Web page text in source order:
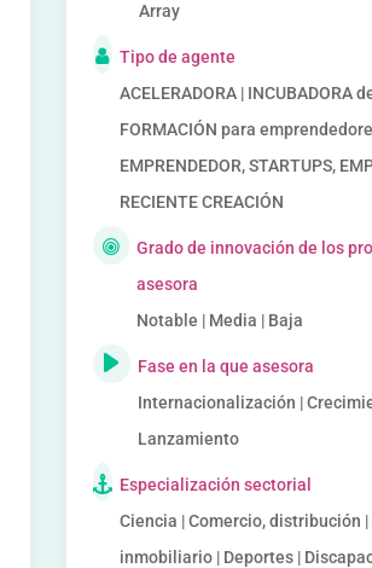
Array
Tipo de agente
ACELERADORA | INCUBADORA
FORMACIÓN para
EMPRENDEDOR, STARTUPS,
RECIENTE CREACIÓN
Grado de innovación de los
asesora
Notable | Media | Baja
Fase en la que asesora
Internacionalización |
Lanzamiento
Especialización sectorial
Ciencia | Comercio, distribución
inmobiliario | Deportes |